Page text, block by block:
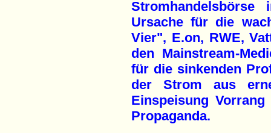
Ursache für die
Vier", E.on, RWE,
den Mainstream-
für die sinkenden
der Strom aus
Einspeisung
Propaganda.